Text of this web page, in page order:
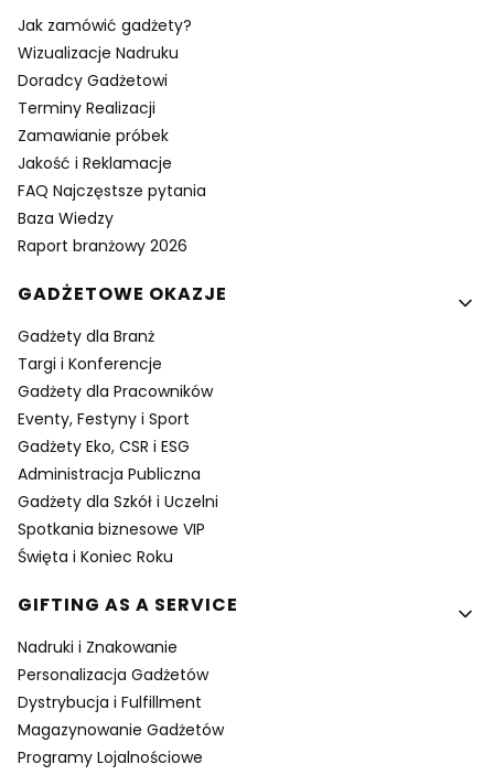
Jak zamówić gadżety?
Wizualizacje Nadruku
Doradcy Gadżetowi
Terminy Realizacji
Zamawianie próbek
Jakość i Reklamacje
FAQ Najczęstsze pytania
Baza Wiedzy
Raport branżowy 2026
GADŻETOWE OKAZJE
Gadżety dla Branż
Targi i Konferencje
Gadżety dla Pracowników
Eventy, Festyny i Sport
Gadżety Eko, CSR i ESG
Administracja Publiczna
Gadżety dla Szkół i Uczelni
Spotkania biznesowe VIP
Święta i Koniec Roku
GIFTING AS A SERVICE
Nadruki i Znakowanie
Personalizacja Gadżetów
Dystrybucja i Fulfillment
Magazynowanie Gadżetów
Programy Lojalnościowe